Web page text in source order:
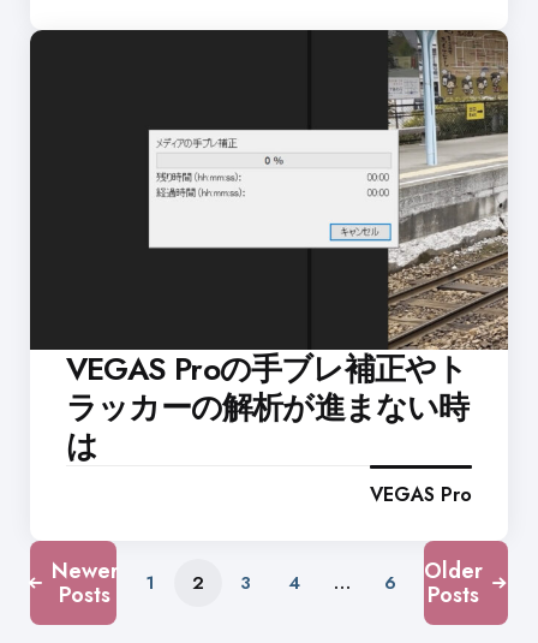
VEGAS Proの手ブレ補正やト
ラッカーの解析が進まない時
は
VEGAS Pro
Newer
Posts 1 2 3 4 … 6 Older
Posts